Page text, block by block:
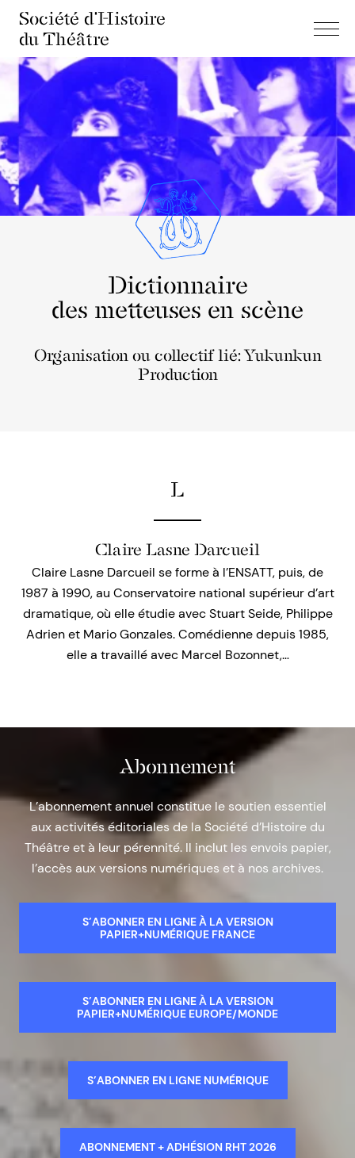
Société d'Histoire
du Théâtre
Dictionnaire
des metteuses en scène
Organisation ou collectif lié: Yukunkun
Production
L
Claire Lasne Darcueil
Claire Lasne Darcueil se forme à l’ENSATT, puis, de
1987 à 1990, au Conservatoire national supérieur d’art
dramatique, où elle étudie avec Stuart Seide, Philippe
Adrien et Mario Gonzales. Comédienne depuis 1985,
elle a travaillé avec Marcel Bozonnet,…
Abonnement
L’abonnement annuel constitue le soutien essentiel
aux activités éditoriales de la Société d’Histoire du
Théâtre et à leur pérennité. Il inclut les envois papier,
l’accès aux versions numériques et à nos archives.
S’ABONNER EN LIGNE À LA VERSION
PAPIER+NUMÉRIQUE FRANCE
S’ABONNER EN LIGNE À LA VERSION
PAPIER+NUMÉRIQUE EUROPE/MONDE
S’ABONNER EN LIGNE NUMÉRIQUE
ABONNEMENT + ADHÉSION RHT 2026